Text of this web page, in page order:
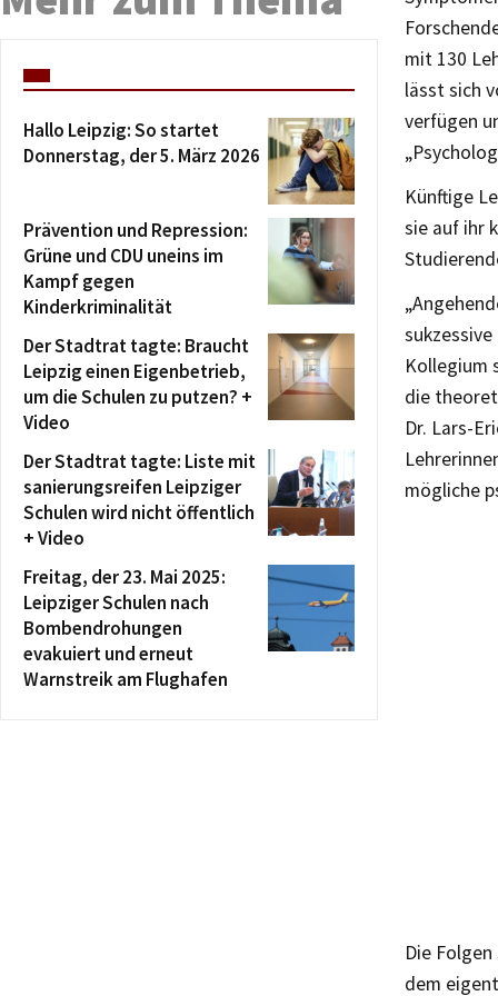
mit 130
lässt sich
verfügen
Künftige
sie auf ihr
Kollegium
die
Dr. Lars-
mögliche
Die
dem
Hallo Leipzig: So startet
Donnerstag, der 5. März 2026
Prävention und Repression:
Grüne und CDU uneins im
Kampf gegen
Kinderkriminalität
Der Stadtrat tagte: Braucht
Leipzig einen Eigenbetrieb,
um die Schulen zu putzen? +
Video
Der Stadtrat tagte: Liste mit
sanierungsreifen Leipziger
Schulen wird nicht öffentlich
+ Video
Freitag, der 23. Mai 2025:
Leipziger Schulen nach
Bombendrohungen
evakuiert und erneut
Warnstreik am Flughafen